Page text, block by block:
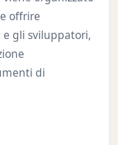
offrire
gli sviluppatori,
di